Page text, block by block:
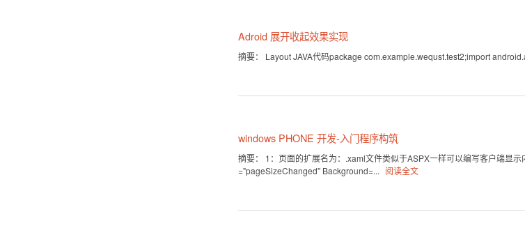
Adroid 展开收起效果实现
摘要： Layout JAVA代码package com.example.wequst.test2;import
windows PHONE 开发-入门程序构筑
摘要： 1：页面的扩展名为：.xaml文件类似于ASPX一样可以编写客户端显
="pageSizeChanged" Background=... 阅读全文